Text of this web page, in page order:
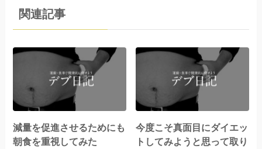
関連記事
減量を促進させるためにも
朝食を重視してみた
今度こそ真面目にダイエッ
トしてみようと思って取り